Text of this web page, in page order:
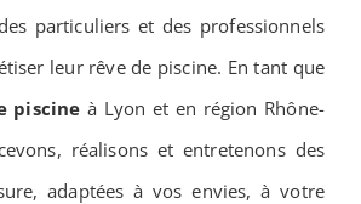
particuliers et des professionnels
leur rêve de piscine. En tant que
piscine à Lyon et en région Rhône-
réalisons et entretenons des
adaptées à vos envies, à votre